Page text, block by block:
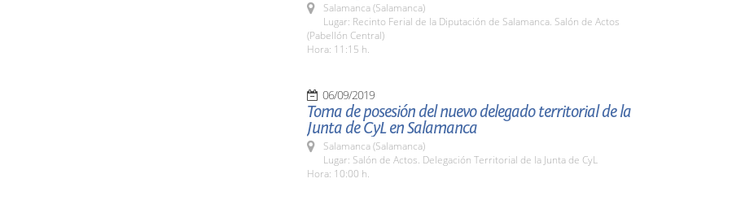
Salamanca (Salamanca)
Lugar: Recinto Ferial de la Diputación de Salamanca. Salón de Actos
(Pabellón Central)
Hora: 11:15 h.
06/09/2019
Toma de posesión del nuevo delegado territorial de la
Junta de CyL en Salamanca
Salamanca (Salamanca)
Lugar: Salón de Actos. Delegación Territorial de la Junta de CyL
Hora: 10:00 h.